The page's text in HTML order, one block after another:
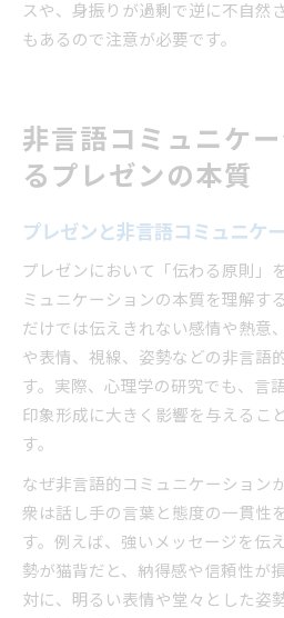
スや、身振りが過剰で逆に不自然
もあるので注意が必要です。
非言語コミュニケ
るプレゼンの本質
プレゼンと非言語コミュニケ
プレゼンにおいて「伝わる原則」
ミュニケーションの本質を理解す
だけでは伝えきれない感情や熱意
や表情、視線、姿勢などの非言語
す。実際、心理学の研究でも、言
印象形成に大きく影響を与えるこ
す。
なぜ非言語的コミュニケーション
衆は話し手の言葉と態度の一貫性
す。例えば、強いメッセージを伝
勢が猫背だと、納得感や信頼性が
対に、明るい表情や堂々とした姿